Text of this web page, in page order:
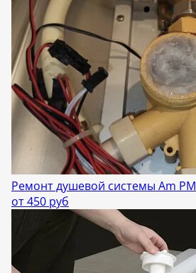
Ремонт душевой системы Am PM
от 450 руб